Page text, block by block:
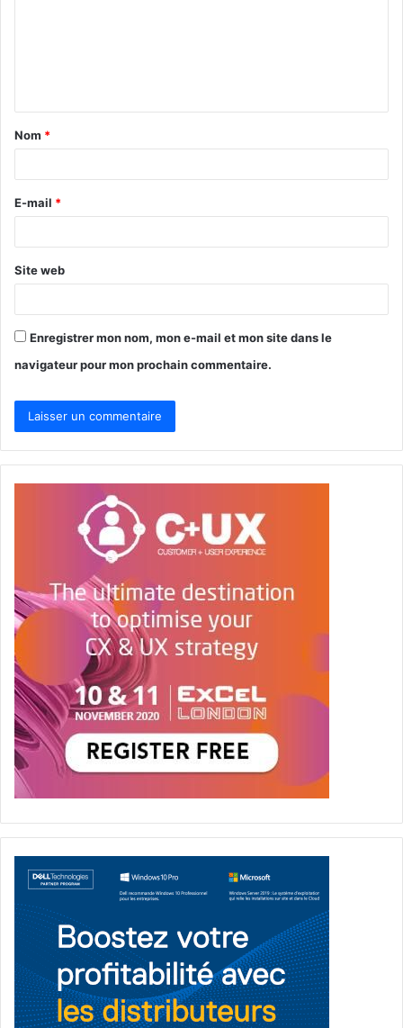
t
a
e
*
Nom *
E-mail *
Site web
Enregistrer mon nom, mon e-mail et mon site dans le
navigateur pour mon prochain commentaire.